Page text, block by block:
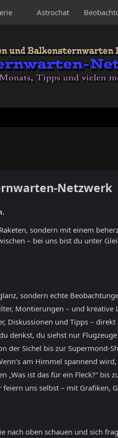
Astrochat
Netzwerk
sondern mit einem
– bei uns bist du unter
sondern echte
Montierungen – und
Diskussionen und Tipps –
denkst, du siehst nur
der Sichel bis zur Supermond-
am Himmel spannend
„Was ist das für ein Fleck?“
feiern uns selbst – mit Grafiken,
oben schauen und sich